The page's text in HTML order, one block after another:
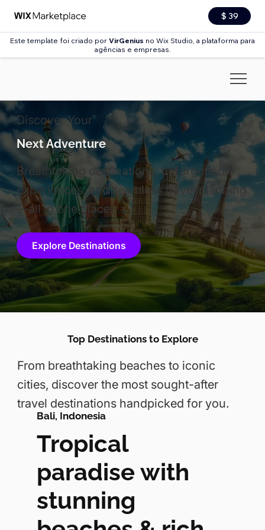
$ 39
Este template foi criado por VirGenius no Wix Studio, a plataforma para
agências e empresas.